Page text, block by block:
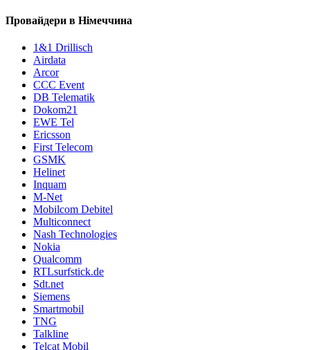
Провайдери в Німеччина
1&1 Drillisch
Airdata
Arcor
CCC Event
DB Telematik
Dokom21
EWE Tel
Ericsson
First Telecom
GSMK
Helinet
Inquam
M-Net
Mobilcom Debitel
Multiconnect
Nash Technologies
Nokia
Qualcomm
RTLsurfstick.de
Sdt.net
Siemens
Smartmobil
TNG
Talkline
Telcat Mobil